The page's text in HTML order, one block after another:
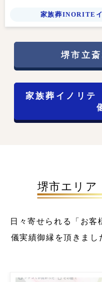
家族葬INORITE
堺市立
家族葬イノリ
堺市エリア
日々寄せられる「お客
儀実績御縁を頂きまし